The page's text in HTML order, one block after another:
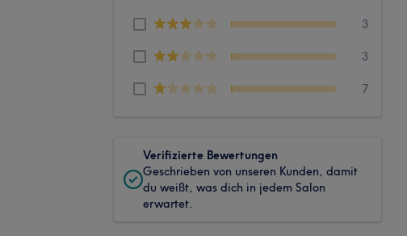
3
3
7
Verifizierte Bewertungen
Geschrieben von unseren Kunden, damit
du weißt, was dich in jedem Salon
erwartet.